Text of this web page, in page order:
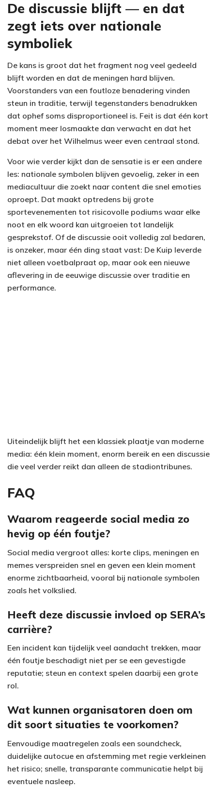
De discussie blijft — en dat
zegt iets over nationale
symboliek
De kans is groot dat het fragment nog veel gedeeld
blijft worden en dat de meningen hard blijven.
Voorstanders van een foutloze benadering vinden
steun in traditie, terwijl tegenstanders benadrukken
dat ophef soms disproportioneel is. Feit is dat één kort
moment meer losmaakte dan verwacht en dat het
debat over het Wilhelmus weer even centraal stond.
Voor wie verder kijkt dan de sensatie is er een andere
les: nationale symbolen blijven gevoelig, zeker in een
mediacultuur die zoekt naar content die snel emoties
oproept. Dat maakt optredens bij grote
sportevenementen tot risicovolle podiums waar elke
noot en elk woord kan uitgroeien tot landelijk
gesprekstof. Of de discussie ooit volledig zal bedaren,
is onzeker, maar één ding staat vast: De Kuip leverde
niet alleen voetbalpraat op, maar ook een nieuwe
aflevering in de eeuwige discussie over traditie en
performance.
Uiteindelijk blijft het een klassiek plaatje van moderne
media: één klein moment, enorm bereik en een discussie
die veel verder reikt dan alleen de stadiontribunes.
FAQ
Waarom reageerde social media zo
hevig op één foutje?
Social media vergroot alles: korte clips, meningen en
memes verspreiden snel en geven een klein moment
enorme zichtbaarheid, vooral bij nationale symbolen
zoals het volkslied.
Heeft deze discussie invloed op SERA’s
carrière?
Een incident kan tijdelijk veel aandacht trekken, maar
één foutje beschadigt niet per se een gevestigde
reputatie; steun en context spelen daarbij een grote
rol.
Wat kunnen organisatoren doen om
dit soort situaties te voorkomen?
Eenvoudige maatregelen zoals een soundcheck,
duidelijke autocue en afstemming met regie verkleinen
het risico; snelle, transparante communicatie helpt bij
eventuele nasleep.